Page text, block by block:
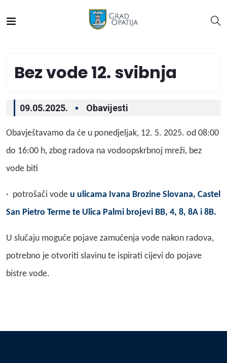
Bez vode 12. svibnja
09.05.2025. Obavijesti
Obavještavamo da će u ponedjeljak, 12. 5. 2025. od 08:00
do 16:00 h, zbog radova na vodoopskrbnoj mreži, bez
vode biti
· potrošači vode u ulicama Ivana Brozine Slovana, Castel
San Pietro Terme te Ulica Palmi brojevi BB, 4, 8, 8A i 8B.
U slučaju moguće pojave zamućenja vode nakon radova,
potrebno je otvoriti slavinu te ispirati cijevi do pojave
bistre vode.